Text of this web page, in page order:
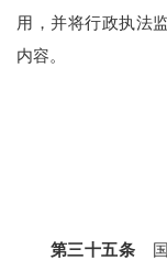
用，并将行政执法
内容。
第三十五条 国